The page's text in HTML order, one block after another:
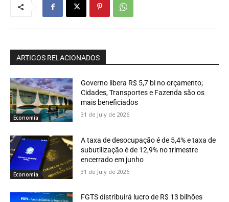
ARTIGOS RELACIONADOS
Economia
Governo libera R$ 5,7 bi no orçamento;
Cidades, Transportes e Fazenda são os
mais beneficiados
31 de July de 2026
Economia
A taxa de desocupação é de 5,4% e taxa de
subutilização é de 12,9% no trimestre
encerrado em junho
31 de July de 2026
FGTS distribuirá lucro de R$ 13 bilhões